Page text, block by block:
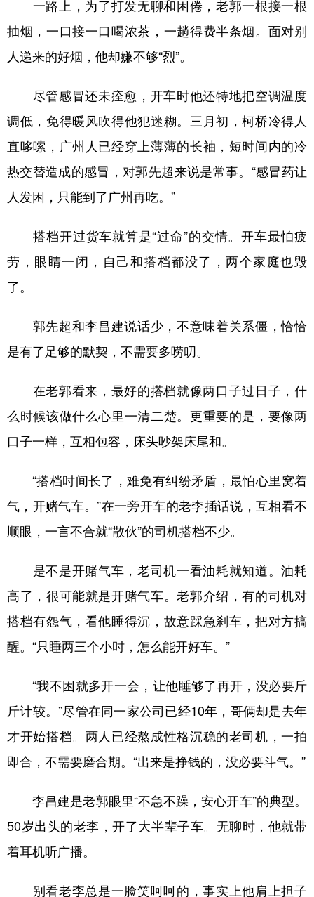
一路上，为了打发无聊和困倦，老郭一根接一根
抽烟，一口接一口喝浓茶，一趟得费半条烟。面对别
人递来的好烟，他却嫌不够“烈”。
尽管感冒还未痊愈，开车时他还特地把空调温度
调低，免得暖风吹得他犯迷糊。三月初，柯桥冷得人
直哆嗦，广州人已经穿上薄薄的长袖，短时间内的冷
热交替造成的感冒，对郭先超来说是常事。“感冒药让
人发困，只能到了广州再吃。”
搭档开过货车就算是“过命”的交情。开车最怕疲
劳，眼睛一闭，自己和搭档都没了，两个家庭也毁
了。
郭先超和李昌建说话少，不意味着关系僵，恰恰
是有了足够的默契，不需要多唠叨。
在老郭看来，最好的搭档就像两口子过日子，什
么时候该做什么心里一清二楚。更重要的是，要像两
口子一样，互相包容，床头吵架床尾和。
“搭档时间长了，难免有纠纷矛盾，最怕心里窝着
气，开赌气车。”在一旁开车的老李插话说，互相看不
顺眼，一言不合就“散伙”的司机搭档不少。
是不是开赌气车，老司机一看油耗就知道。油耗
高了，很可能就是开赌气车。老郭介绍，有的司机对
搭档有怨气，看他睡得沉，故意踩急刹车，把对方搞
醒。“只睡两三个小时，怎么能开好车。”
“我不困就多开一会，让他睡够了再开，没必要斤
斤计较。”尽管在同一家公司已经10年，哥俩却是去年
才开始搭档。两人已经熬成性格沉稳的老司机，一拍
即合，不需要磨合期。“出来是挣钱的，没必要斗气。”
李昌建是老郭眼里“不急不躁，安心开车”的典型。
50岁出头的老李，开了大半辈子车。无聊时，他就带
着耳机听广播。
别看老李总是一脸笑呵呵的，事实上他肩上担子